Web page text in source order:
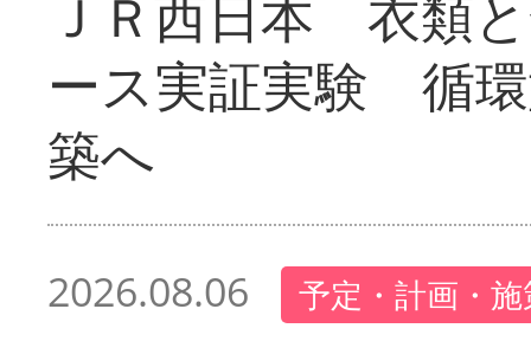
ＪＲ西日本 衣類
ース実証実験 循
築へ
2026.08.06 予定・計画・